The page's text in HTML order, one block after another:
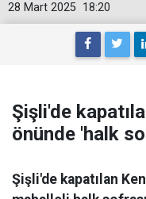
18:20
28 Mart 2025
Şişli'de
önünde 'halk
Şişli'de kapatılan